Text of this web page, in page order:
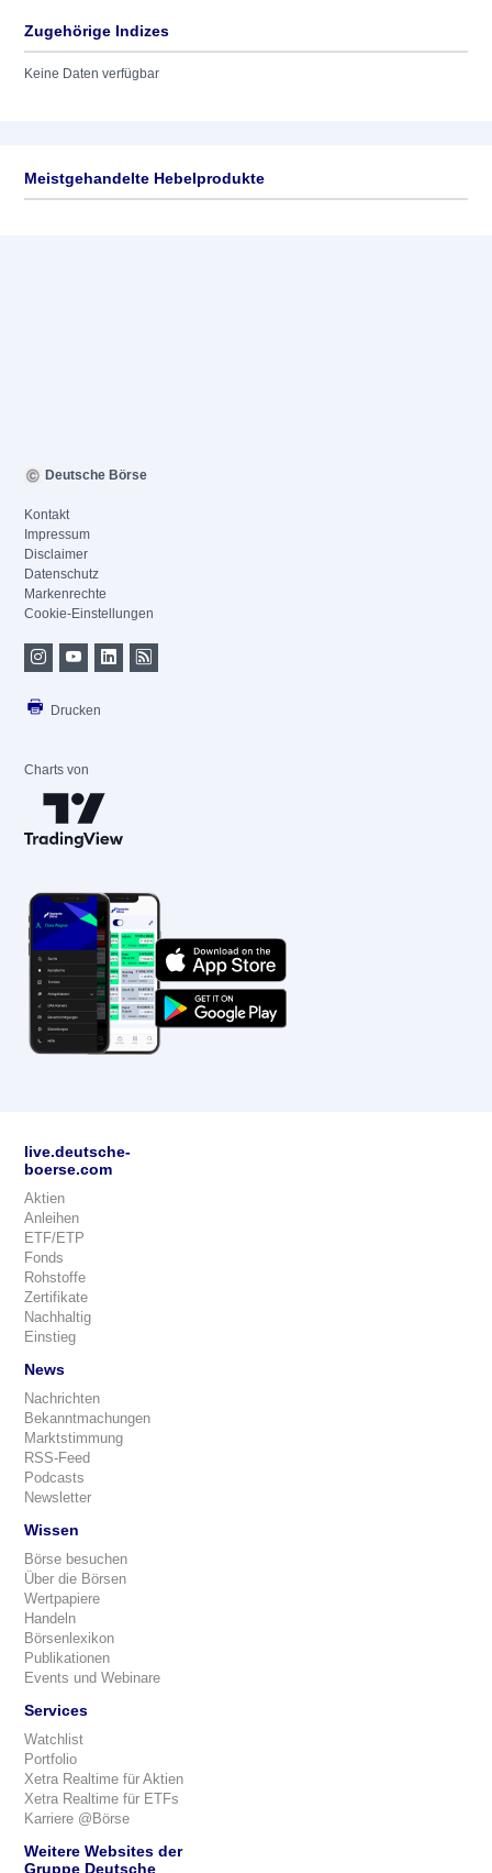
Zugehörige Indizes
Keine Daten verfügbar
Meistgehandelte Hebelprodukte
Deutsche Börse
Kontakt
Impressum
Disclaimer
Datenschutz
Markenrechte
Cookie-Einstellungen
Drucken
Charts von
live.deutsche-
boerse.com
Aktien
Anleihen
ETF/ETP
Fonds
Rohstoffe
Zertifikate
Nachhaltig
Einstieg
News
Nachrichten
Bekanntmachungen
Marktstimmung
RSS-Feed
Podcasts
Newsletter
Wissen
Börse besuchen
Über die Börsen
Wertpapiere
Handeln
Börsenlexikon
Publikationen
Events und Webinare
Services
Watchlist
Portfolio
Xetra Realtime für Aktien
Xetra Realtime für ETFs
Karriere @Börse
Weitere Websites der
Gruppe Deutsche